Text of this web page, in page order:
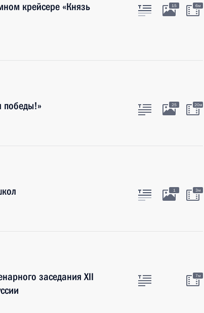
крейсере «Князь
15 6м
победы!»
25 20м
1 3м
заседания XII
7м